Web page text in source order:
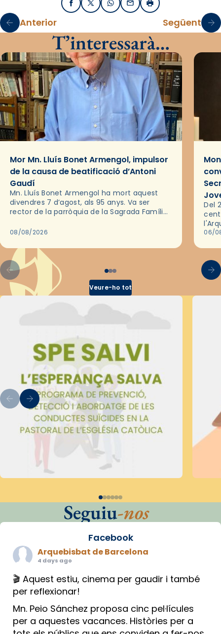
FacebookX / TwitterWhatsApp
EmailImprimir
Anterior Següent
T’interessarà…
Mor Mn. Lluís Bonet Armengol, impulsor
de la causa de beatificació d’Antoni
Gaudí
Mn. Lluís Bonet Armengol ha mort aquest
divendres 7 d’agost, als 95 anys. Va ser
rector de la parròquia de la Sagrada Família
2018,…
08/08/2026
Del
les
06/
Veure-ho tot
Seguiu-nos
Facebook
Arquebisbat de Barcelona
4 days ago
🎬 Aquest estiu, cinema per gaudir i també
per reflexionar!
Mn. Peio Sánchez proposa cinc pel·lícules
per a aquestes vacances. Històries per a